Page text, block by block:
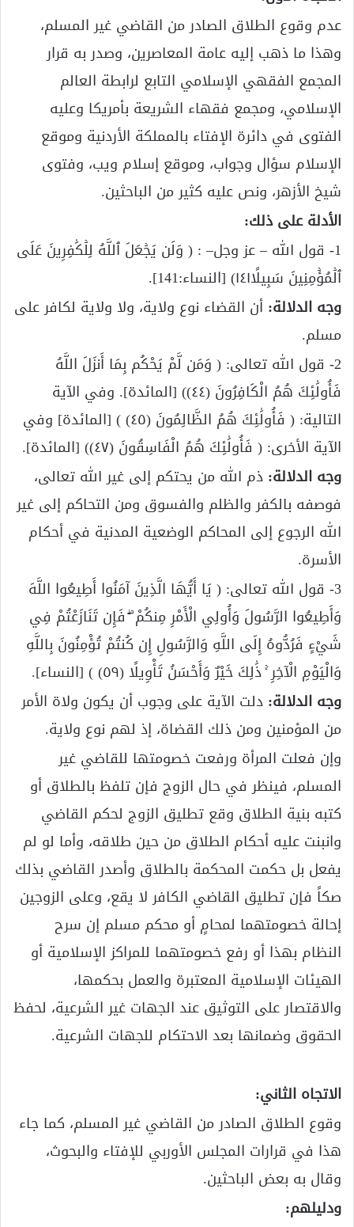
عدم وقوع الطلاق الصادر من القاضي غير المسلم،
وهذا ما ذهب إليه عامة المعاصرين، وصدر به قرار
المجمع الفقهي الإسلامي التابع لرابطة العالم
الإسلامي، ومجمع فقهاء الشريعة بأمريكا وعليه
الفتوى في دائرة الإفتاء بالمملكة الأردنية وموقع
الإسلام سؤال وجواب، وموقع إسلام ويب، وفتوى
شيخ الأزهر، ونص عليه كثير من الباحثين.
الأدلة على ذلك:
1- قول الله – عز وجل– : ( وَلَن يَجۡعَلَ ٱللَّهُ لِلۡكَٰفِرِينَ عَلَى
ٱلۡمُؤۡمِنِينَ سَبِيلًا١٤١) [النساء:141].
وجه الدلالة: أن القضاء نوع ولاية، ولا ولاية لكافر على
مسلم.
2- قول الله تعالى: ( وَمَن لَّمْ يَحْكُم بِمَا أَنزَلَ اللَّهُ
فَأُولَٰئِكَ هُمُ الْكَافِرُونَ (٤٤)) [المائدة]. وفي الآية
التالية: ( فَأُولَٰئِكَ هُمُ الظَّالِمُونَ (٤٥) ) [المائدة] وفي
الآية الأخرى: ( فَأُولَٰئِكَ هُمُ الْفَاسِقُونَ (٤٧)) [المائدة].
وجه الدلالة: ذم الله من يحتكم إلى غير الله تعالى،
فوصفه بالكفر والظلم والفسوق ومن التحاكم إلى غير
الله الرجوع إلى المحاكم الوضعية المدنية في أحكام
الأسرة.
3- قول الله تعالى: ( يَا أَيُّهَا الَّذِينَ آمَنُوا أَطِيعُوا اللَّهَ
وَأَطِيعُوا الرَّسُولَ وَأُولِي الْأَمْرِ مِنكُمْ ۖ فَإِن تَنَازَعْتُمْ فِي
شَيْءٍ فَرُدُّوهُ إِلَى اللَّهِ وَالرَّسُولِ إِن كُنتُمْ تُؤْمِنُونَ بِاللَّهِ
وَالْيَوْمِ الْآخِرِ ۚ ذَٰلِكَ خَيْرٌ وَأَحْسَنُ تَأْوِيلًا (٥٩) ) [النساء].
وجه الدلالة: دلت الآية على وجوب أن يكون ولاة الأمر
من المؤمنين ومن ذلك القضاة، إذ لهم نوع ولاية.
وإن فعلت المرأة ورفعت خصومتها للقاضي غير
المسلم، فينظر في حال الزوج فإن تلفظ بالطلاق أو
كتبه بنية الطلاق وقع تطليق الزوج لحكم القاضي
وانبنت عليه أحكام الطلاق من حين طلاقه، وأما لو لم
يفعل بل حكمت المحكمة بالطلاق وأصدر القاضي بذلك
صكاً فإن تطليق القاضي الكافر لا يقع، وعلى الزوجين
إحالة خصومتهما لمحامٍ أو محكم مسلم إن سرح
النظام بهذا أو رفع خصومتهما للمراكز الإسلامية أو
الهيئات الإسلامية المعتبرة والعمل بحكمها،
والاقتصار على التوثيق عند الجهات غير الشرعية، لحفظ
الحقوق وضمانها بعد الاحتكام للجهات الشرعية.
الاتجاه الثاني:
وقوع الطلاق الصادر من القاضي غير المسلم، كما جاء
هذا في قرارات المجلس الأوربي للإفتاء والبحوث،
وقال به بعض الباحثين.
ودليلهم: